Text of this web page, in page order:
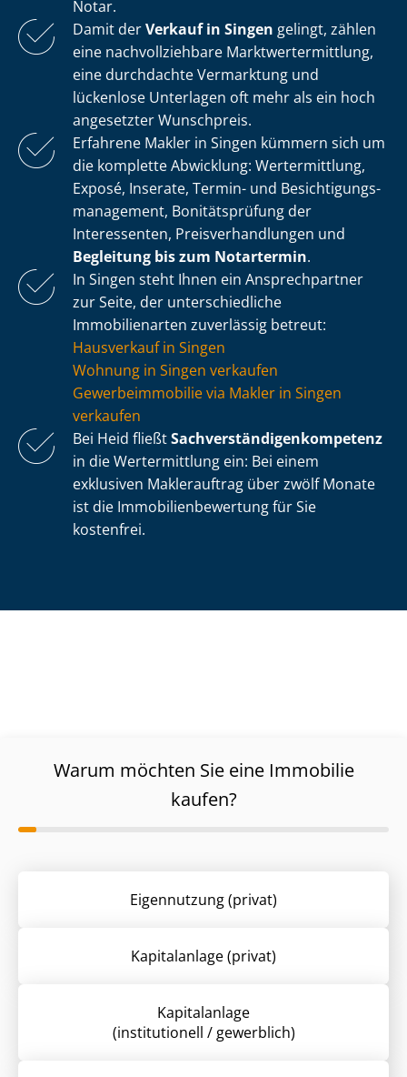
Notar.
Damit derVerkauf in Singen gelingt, zählen
eine nach­voll­zieh­ba­re Markt­wert­ermitt­lung,
eine durchdachte Vermarktung und
lückenlose Unterlagen oft mehr als ein hoch
angesetzter Wunschpreis.
Erfahrene Makler in Singen kümmern sich um
die komplette Abwicklung: Wertermittlung,
Exposé, Inserate, Termin- und Be­sich­ti­gungs­
ma­nage­ment, Bonitätsprüfung der
Interessenten, Preis­ver­hand­lun­gen und
Begleitung bis zum Notartermin.
In Singen steht Ihnen ein Ansprechpartner
zur Seite, der un­ter­schied­li­che
Immobilienarten zuverlässig betreut:
Hausverkauf in Singen
Wohnung in Singen verkaufen
Ge­wer­be­im­mo­bi­lie via Makler in Singen
verkaufen
Bei Heid fließtSach­ver­stän­di­gen­kom­pe­tenz
in die Wertermittlung ein: Bei einem
exklusiven Maklerauftrag über zwölf Monate
ist die Im­mo­bi­li­en­be­wer­tung für Sie
kostenfrei.
Warum möchten Sie eine Immobilie
kaufen?
Eigennutzung (privat)
Kapitalanlage (privat)
Kapitalanlage
(institutionell / gewerblich)